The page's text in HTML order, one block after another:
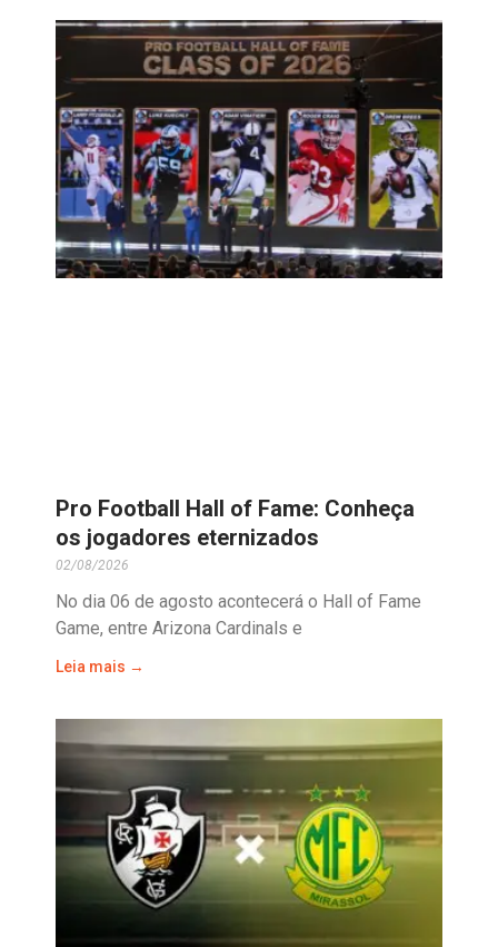
Pro Football Hall of Fame: Conheça
os jogadores eternizados
02/08/2026
No dia 06 de agosto acontecerá o Hall of Fame
Game, entre Arizona Cardinals e
Leia mais →